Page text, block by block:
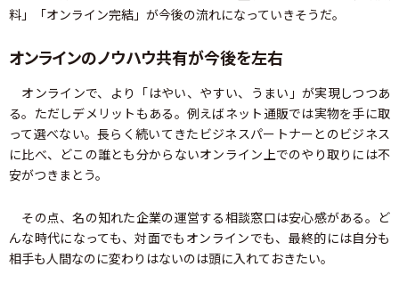
料」「オンライン完結」が今後の流れになっていきそうだ。
オンラインのノウハウ共有が今後を左右
オンラインで、より「はやい、やすい、うまい」が実現しつつあ
る。ただしデメリットもある。例えばネット通販では実物を手に取
って選べない。長らく続いてきたビジネスパートナーとのビジネス
に比べ、どこの誰とも分からないオンライン上でのやり取りには不
安がつきまとう。
その点、名の知れた企業の運営する相談窓口は安心感がある。ど
んな時代になっても、対面でもオンラインでも、最終的には自分も
相手も人間なのに変わりはないのは頭に入れておきたい。